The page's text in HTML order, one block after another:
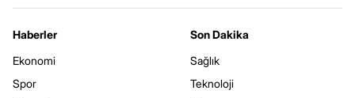
Haberler
Ekonomi
Spor
Son Dakika
Sağlık
Teknoloji